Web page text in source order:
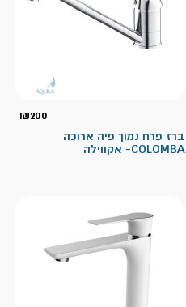
₪200
ברז פרח נמוך פיה ארוכה
COLOMBA- אקווילה